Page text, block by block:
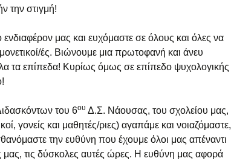
ΤΠΕ… εξ αποστάσεως
Αγγλικά… εξ
αποστάσεως
Γαλλικά… εξ
αποστάσεως
Παράλληλη στήριξη…
εξ αποστάσεως
Γυμναστική… εξ
αποστάσεως
την στιγμή!
μας και ευχόμαστε σε όλους και όλες να
ές. Βιώνουμε μια πρωτοφανή και άνευ
τα επίπεδα! Κυρίως όμως σε επίπεδο ψυχολογικής
του 6ου Δ.Σ. Νάουσας, του σχολείου μας,
γονείς και μαθητές/ριες) αγαπάμε και νοιαζόμαστε,
την ευθύνη που έχουμε όλοι μας απέναντι
μας, τις δύσκολες αυτές ώρες. Η ευθύνη μας αφορά